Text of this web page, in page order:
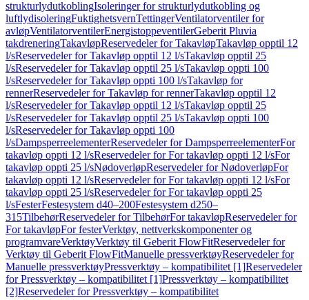
strukturlydutkoblingIsoleringer for strukturlydutkobling og
luftlydisoleringFuktighetsvernTettingerVentilatorventiler for
avløpVentilatorventilerEnergistoppeventilerGeberit Pluvia
takdreneringTakavløpReservedeler for TakavløpTakavløp opptil 12
l/sReservedeler for Takavløp opptil 12 l/sTakavløp opptil 25
l/sReservedeler for Takavløp opptil 25 l/sTakavløp oppti 100
l/sReservedeler for Takavløp oppti 100 l/sTakavløp for
rennerReservedeler for Takavløp for rennerTakavløp opptil 12
l/sReservedeler for Takavløp opptil 12 l/sTakavløp opptil 25
l/sReservedeler for Takavløp opptil 25 l/sTakavløp oppti 100
l/sReservedeler for Takavløp oppti 100
l/sDampsperreelementerReservedeler for DampsperreelementerFor
takavløp oppti 12 l/sReservedeler for For takavløp oppti 12 l/sFor
takavløp oppti 25 l/sNødoverløpReservedeler for NødoverløpFor
takavløp oppti 12 l/sReservedeler for For takavløp oppti 12 l/sFor
takavløp oppti 25 l/sReservedeler for For takavløp oppti 25
l/sFesterFestesystem d40–200Festesystem d250–
315TilbehørReservedeler for TilbehørFor takavløpReservedeler for
For takavløpFor festerVerktøy, nettverkskomponenter og
programvareVerktøyVerktøy til Geberit FlowFitReservedeler for
Verktøy til Geberit FlowFitManuelle pressverktøyReservedeler for
Manuelle pressverktøyPressverktøy – kompatibilitet [1]Reservedeler
for Pressverktøy – kompatibilitet [1]Pressverktøy – kompatibilitet
[2]Reservedeler for Pressverktøy – kompatibilitet